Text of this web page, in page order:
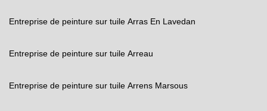
Entreprise de peinture sur tuile Arras En Lavedan
Entreprise de peinture sur tuile Arreau
Entreprise de peinture sur tuile Arrens Marsous